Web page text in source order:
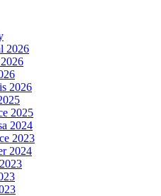
2026
2026
2025
2024
2023
2024